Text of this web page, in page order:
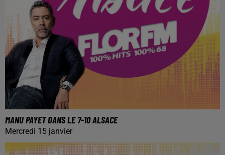
MANU PAYET DANS LE 7-10 ALSACE
Mercredi 15 janvier